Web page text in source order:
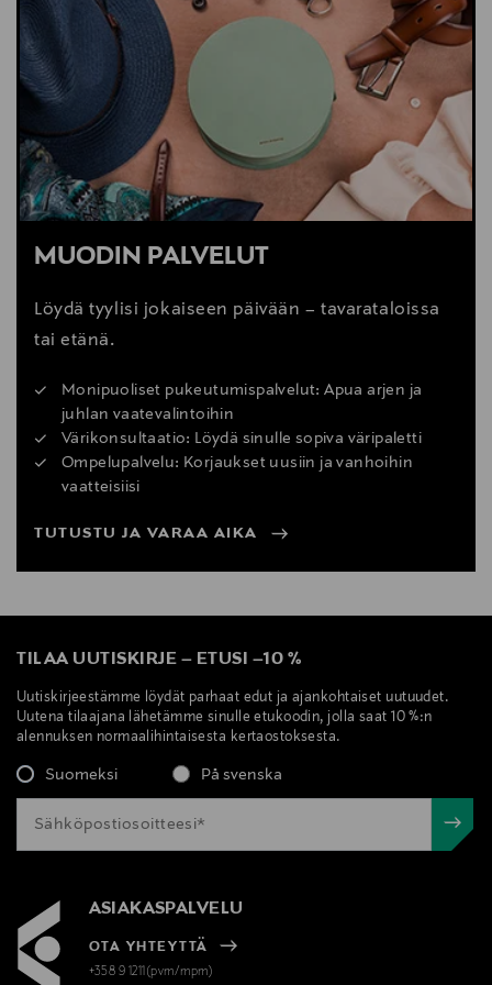
MUODIN PALVELUT
Löydä tyylisi jokaiseen päivään – tavarataloissa
tai etänä.
Monipuoliset pukeutumispalvelut: Apua arjen ja
juhlan vaatevalintoihin
Värikonsultaatio: Löydä sinulle sopiva väripaletti
Ompelupalvelu: Korjaukset uusiin ja vanhoihin
vaatteisiisi
TUTUSTU JA VARAA AIKA
TILAA UUTISKIRJE – ETUSI –10 %
Uutiskirjeestämme löydät parhaat edut ja ajankohtaiset uutuudet.
Uutena tilaajana lähetämme sinulle etukoodin, jolla saat 10 %:n
alennuksen normaalihintaisesta kertaostoksesta.
Suomeksi På svenska
ASIAKASPALVELU
OTA YHTEYTTÄ
+358 9 1211(pvm/mpm)